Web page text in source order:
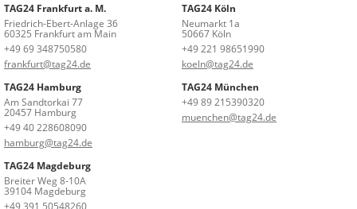
TAG24 Frankfurt a. M.
Friedrich-Ebert-Anlage 36
60325 Frankfurt am Main
+49 69 348750580
frankfurt@tag24.de
TAG24 Köln
Neumarkt 1a
50667 Köln
+49 221 98651990
koeln@tag24.de
TAG24 Hamburg
Am Sandtorkai 77
20457 Hamburg
+49 40 228608090
hamburg@tag24.de
TAG24 München
+49 89 215390320
muenchen@tag24.de
TAG24 Magdeburg
Breiter Weg 8-10A
39104 Magdeburg
+49 391 50548260